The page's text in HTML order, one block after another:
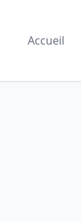
Accueil